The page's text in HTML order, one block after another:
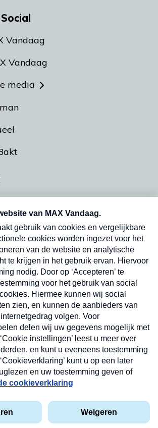
Vandaag
Vandaag
media
vrijdag- en dinsdagochtend in
Verzend
Cookieverklaring
gratis abonnement op onze
vrijdag- en dinsdagochtend in uw